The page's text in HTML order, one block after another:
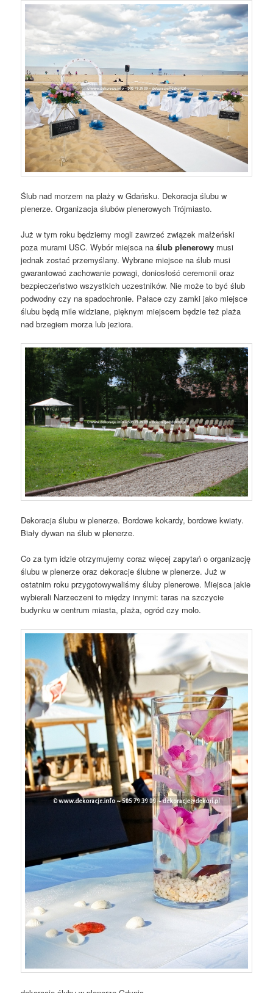
Ślub nad morzem na plaży w Gdańsku. Dekoracja ślubu w
plenerze. Organizacja ślubów plenerowych Trójmiasto.
Już w tym roku będziemy mogli zawrzeć związek małżeński
poza murami USC. Wybór miejsca naślub plenerowy musi
jednak zostać przemyślany. Wybrane miejsce na ślub musi
gwarantować zachowanie powagi, doniosłość ceremonii oraz
bezpieczeństwo wszystkich uczestników. Nie może to być ślub
podwodny czy na spadochronie. Pałace czy zamki jako miejsce
ślubu będą mile widziane, pięknym miejscem będzie też plaża
nad brzegiem morza lub jeziora.
Dekoracja ślubu w plenerze. Bordowe kokardy, bordowe kwiaty.
Biały dywan na ślub w plenerze.
Co za tym idzie otrzymujemy coraz więcej zapytań o organizację
ślubu w plenerze oraz dekoracje ślubne w plenerze. Już w
ostatnim roku przygotowywaliśmy śluby plenerowe. Miejsca jakie
wybierali Narzeczeni to między innymi: taras na szczycie
budynku w centrum miasta, plaża, ogród czy molo.